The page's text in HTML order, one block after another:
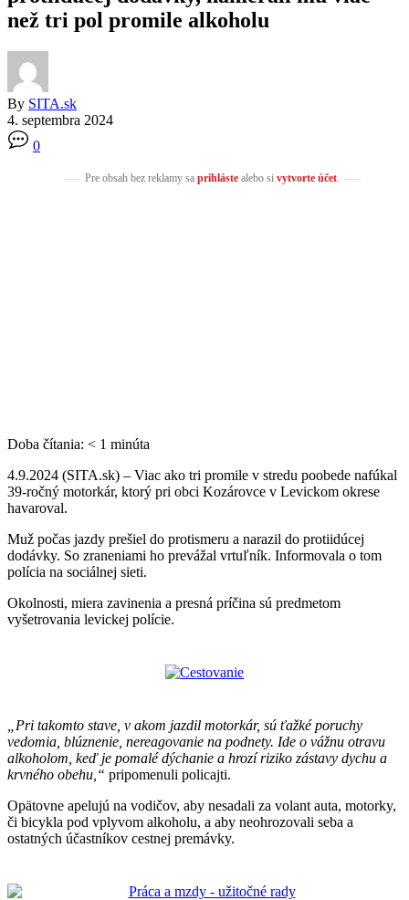
než tri pol promile alkoholu
By SITA.sk
4. septembra 2024
0
Pre obsah bez reklamy sa prihlástealebo si vytvorte účet.
Doba čítania: < 1 minúta
4.9.2024 (SITA.sk) – Viac ako tri promile v stredu poobede nafúkal
39-ročný motorkár, ktorý pri obci Kozárovce v Levickom okrese
havaroval.
Muž počas jazdy prešiel do protismeru a narazil do protiidúcej
dodávky. So zraneniami ho prevážal vrtuľník. Informovala o tom
polícia na sociálnej sieti.
Okolnosti, miera zavinenia a presná príčina sú predmetom
vyšetrovania levickej polície.
„Pri takomto stave, v akom jazdil motorkár, sú ťažké poruchy
vedomia, blúznenie, nereagovanie na podnety. Ide o vážnu otravu
alkoholom, keď je pomalé dýchanie a hrozí riziko zástavy dychu a
krvného obehu,“ pripomenuli policajti.
Opätovne apelujú na vodičov, aby nesadali za volant auta, motorky,
či bicykla pod vplyvom alkoholu, a aby neohrozovali seba a
ostatných účastníkov cestnej premávky.